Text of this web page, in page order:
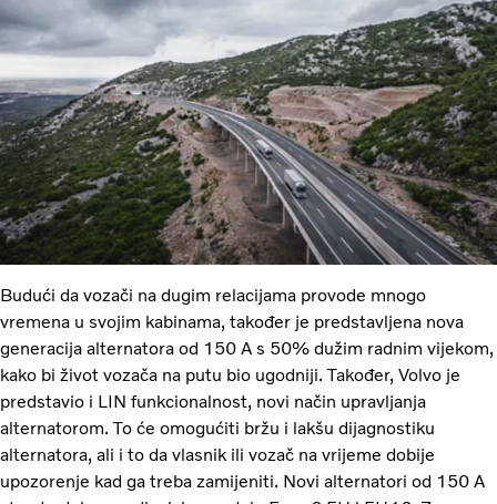
Budući da vozači na dugim relacijama provode mnogo
vremena u svojim kabinama, također je predstavljena nova
generacija alternatora od 150 A s 50% dužim radnim vijekom,
kako bi život vozača na putu bio ugodniji. Također, Volvo je
predstavio i LIN funkcionalnost, novi način upravljanja
alternatorom. To će omogućiti bržu i lakšu dijagnostiku
alternatora, ali i to da vlasnik ili vozač na vrijeme dobije
upozorenje kad ga treba zamijeniti. Novi alternatori od 150 A